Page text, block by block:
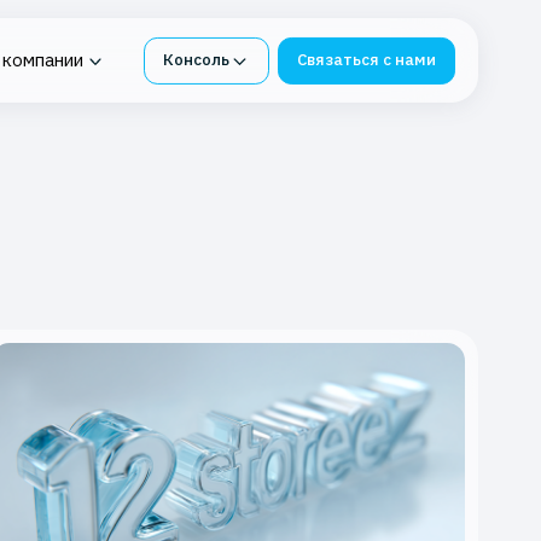
ИТ-инфраструктуры
в K2 Облаке Защита данных от потерь
хранилище
Консоль Связаться с нами